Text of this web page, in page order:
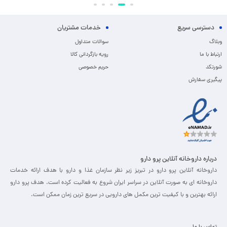
دسترسی سریع
وبلاگ
ارتباط با ما
شورتکد
پیگیری سفارش
خدمات مشتریان
سوالات متداول
رویه بازگردانی کالا
حریم خصوصی
درباره داروخانه آنلاین پرو دارو
داروخانه آنلاین پرو دارو در تبریز زیر نظر سازمان غذا و دارو با هدف ارائه خدمات
داروخانه ای به صورت آنلاین در سراسر ایران شروع به فعالیت کرده است. هدف پرو دارو
ارائه بهترین و با کیفیت ترین مکمل های دارویی در سریع ترین زمان ممکن است.